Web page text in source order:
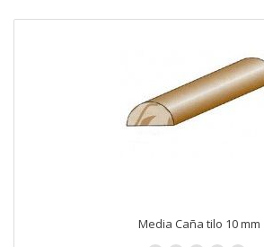
Media Caña tilo 10 mm